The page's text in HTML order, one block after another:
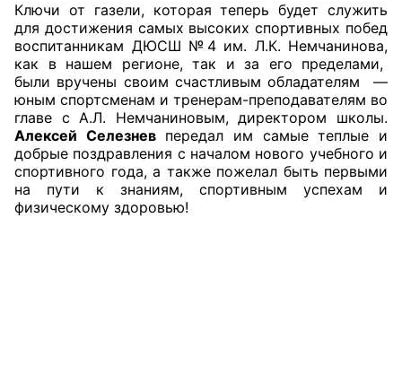
Регламент ОП КО
Кодекс этики ОП КО
Положения
Соглашения
Рекомендации
Ключи от газели, которая теперь будет служить
для достижения самых высоких спортивных побед
воспитанникам ДЮСШ №4 им. Л.К. Немчанинова,
как в нашем регионе, так и за его пределами,
были вручены своим счастливым обладателям —
юным спортсменам и тренерам-преподавателям во
главе с А.Л. Немчаниновым, директором школы.
Алексей Селезневпередал им самые теплые и
добрые поздравления с началом нового учебного и
спортивного года, а также пожелал быть первыми
на пути к знаниям, спортивным успехам и
физическому здоровью!